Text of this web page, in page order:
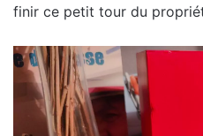
finir ce petit tour du